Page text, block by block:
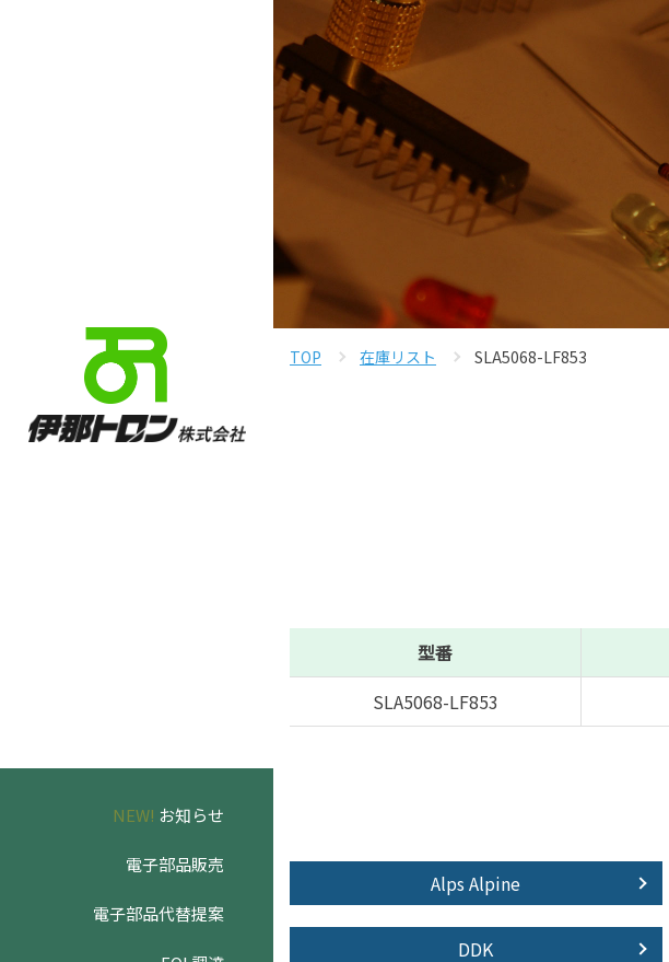
NEW! お知らせ
電子部品販売
電子部品代替提案
TOP 在庫リスト SLA5068-LF853
型番
SLA5068-LF853
Alps Alpine
DDK